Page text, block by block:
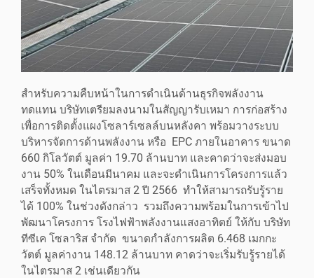
สำหรับความคืบหน้าในการดำเนินด้านธุรกิจพลังงาน
ทดแทน บริษัทเตรียมลงนามในสัญญารับเหมา การก่อสร้าง
เพื่อการติดตั้งแผงโซลาร์เซลล์บนหลังคา พร้อมวางระบบ
บริหารจัดการด้านพลังงาน หรือ EPC ภายในอาคาร ขนาด
660 กิโลวัตต์ มูลค่า 19.70 ล้านบาท และคาดว่าจะส่งมอบ
งาน 50% ในเดือนมีนาคม และจะดำเนินการโครงการแล้ว
เสร็จทั้งหมด ในไตรมาส 2 ปี 2566 ทำให้สามารถรับรู้ราย
ได้ 100% ในช่วงดังกล่าว รวมถึงความพร้อมในการเข้าไป
พัฒนาโครงการ โรงไฟฟ้าพลังงานแสงอาทิตย์ ให้กับ บริษัท
ทีซีเค โซลาริส จำกัด ขนาดกำลังการผลิต 6.468 เมกกะ
วัตต์ มูลค่างาน 148.12 ล้านบาท คาดว่าจะเริ่มรับรู้รายได้
ในไตรมาส 2 เช่นเดียวกัน